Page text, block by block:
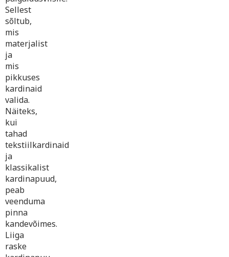
Sellest
sõltub,
mis
materjalist
ja
mis
pikkuses
kardinaid
valida.
Näiteks,
kui
tahad
tekstiilkardinaid
ja
klassikalist
kardinapuud,
peab
veenduma
pinna
kandevõimes.
Liiga
raske